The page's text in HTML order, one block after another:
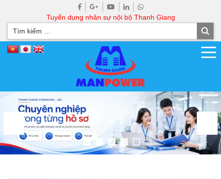
Tuyển dụng nhân sự nội bộ Thanh Giang